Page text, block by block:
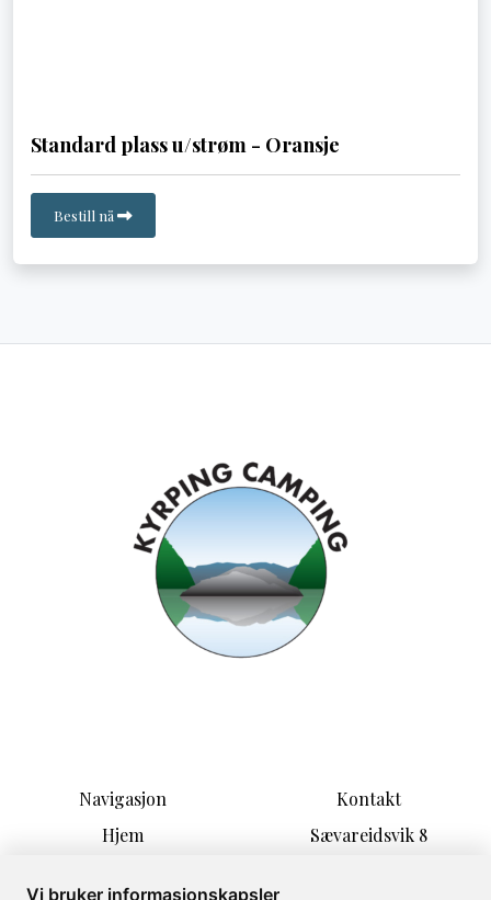
Vi bruker informasjonskapsler
Standard plass u/strøm - Oransje
Bestill nå
Navigasjon
Hjem
Aktiviteter
Kontakt
Sævareidsvik 8
post@kyrping-camping.n